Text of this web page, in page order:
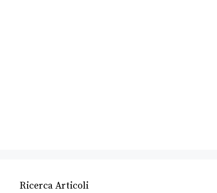
Ricerca Articoli